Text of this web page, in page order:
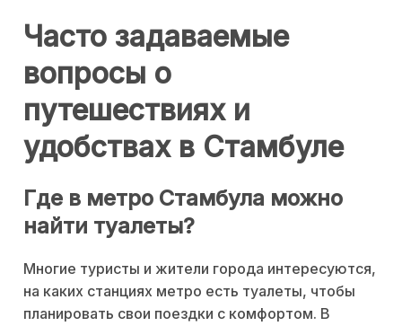
Часто задаваемые
вопросы о
путешествиях и
удобствах в Стамбуле
Где в метро Стамбула можно
найти туалеты?
Многие туристы и жители города интересуются,
на каких станциях метро есть туалеты, чтобы
планировать свои поездки с комфортом. В